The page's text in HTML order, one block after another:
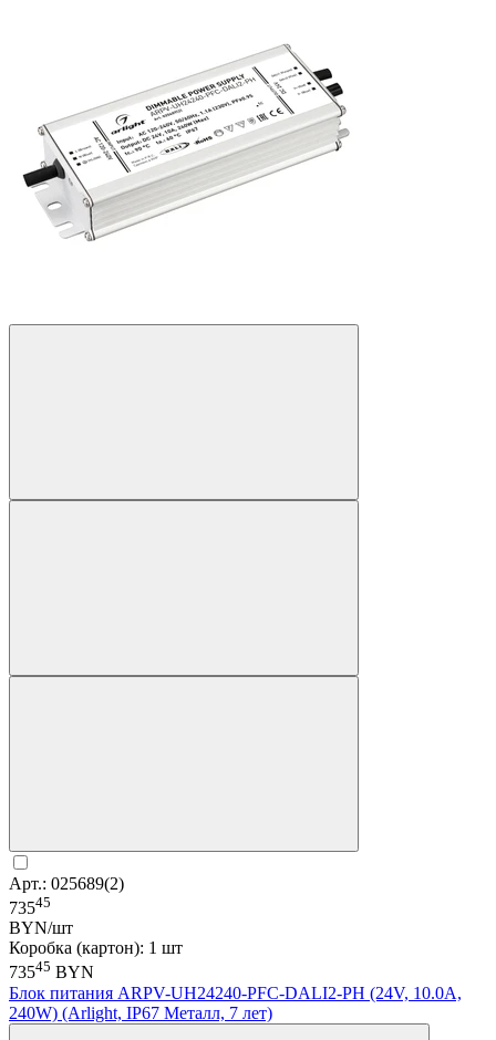
Арт.: 025689(2)
73545
BYN/шт
Коробка (картон): 1 шт
73545 BYN
Блок питания ARPV-UH24240-PFC-DALI2-PH (24V, 10.0A,
240W) (Arlight, IP67 Металл, 7 лет)